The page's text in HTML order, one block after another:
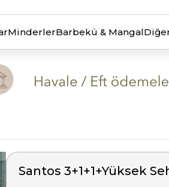
MinderlerBarbekü & Mangal
Santos 3+1+1+Yüksek